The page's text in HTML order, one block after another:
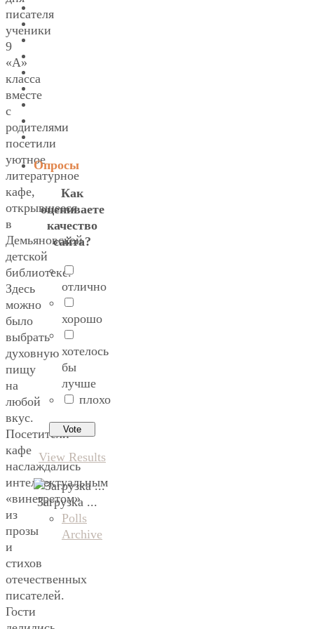
писателя
ученики
9
«А»
класса
вместе
с
родителями
посетили
уютное
литературное
кафе,
открывшееся
в
Демьяновской
детской
библиотеке.
Здесь
можно
было
выбрать
духовную
пищу
на
любой
вкус.
Посетители
кафе
наслаждались
интеллектуальным
«винегретом»
из
прозы
и
стихов
отечественных
писателей.
Гости
Опросы
Как
оцениваете
качество
сайта?
отлично
хорошо
хотелось
бы
лучше
плохо
View Results
Загрузка ...
Polls
Archive